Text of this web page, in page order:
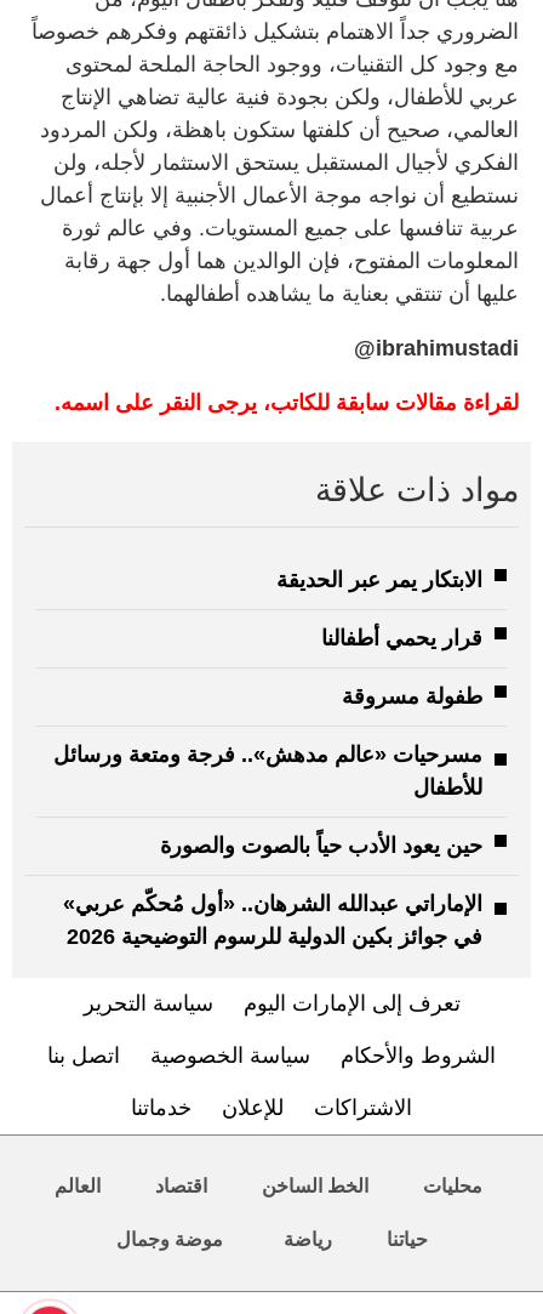
الضروري جداً الاهتمام بتشكيل ذائقتهم وفكرهم خصوصاً
مع وجود كل التقنيات، ووجود الحاجة الملحة لمحتوى
عربي للأطفال، ولكن بجودة فنية عالية تضاهي الإنتاج
العالمي، صحيح أن كلفتها ستكون باهظة، ولكن المردود
الفكري لأجيال المستقبل يستحق الاستثمار لأجله، ولن
نستطيع أن نواجه موجة الأعمال الأجنبية إلا بإنتاج أعمال
عربية تنافسها على جميع المستويات. وفي عالم ثورة
المعلومات المفتوح، فإن الوالدين هما أول جهة رقابة
عليها أن تنتقي بعناية ما يشاهده أطفالهما.
ibrahimustadi@
لقراءة مقالات سابقة للكاتب، يرجى النقر على اسمه.
مواد ذات علاقة
الابتكار يمر عبر الحديقة
قرار يحمي أطفالنا
طفولة مسروقة
مسرحيات «عالم مدهش».. فرجة ومتعة ورسائل
للأطفال
حين يعود الأدب حياً بالصوت والصورة
الإماراتي عبدالله الشرهان.. «أول مُحكّم عربي»
في جوائز بكين الدولية للرسوم التوضيحية 2026
تعرف إلى الإمارات اليوم سياسة التحرير
الشروط والأحكام سياسة الخصوصية اتصل بنا
الاشتراكات للإعلان خدماتنا
محليات الخط الساخن اقتصاد العالم
حياتنا رياضة موضة وجمال